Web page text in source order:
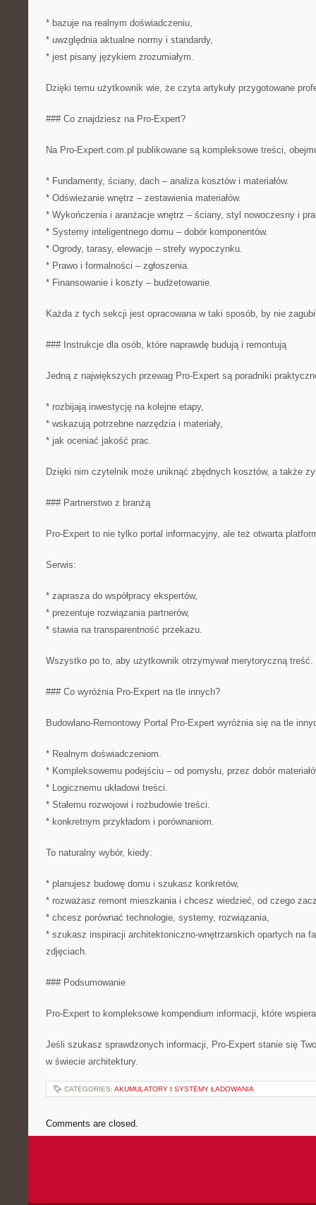
* bazuje na realnym doświadczeniu,
* uwzględnia aktualne normy i standardy,
* jest pisany językiem zrozumiałym.
Dzięki temu użytkownik wie, że czyta artykuły przygotowane
### Co znajdziesz na Pro-Expert?
Na Pro-Expert.com.pl publikowane są kompleksowe treści,
* Fundamenty, ściany, dach – analiza kosztów i materiałów.
* Odświeżanie wnętrz – zestawienia materiałów.
* Wykończenia i aranżacje wnętrz – ściany, styl nowoczesny i
* Systemy inteligentnego domu – dobór komponentów.
* Ogrody, tarasy, elewacje – strefy wypoczynku.
* Prawo i formalności – zgłoszenia.
* Finansowanie i koszty – budżetowanie.
Każda z tych sekcji jest opracowana w taki sposób, by nie
### Instrukcje dla osób, które naprawdę budują i remontują
Jedną z największych przewag Pro-Expert są poradniki
* rozbijają inwestycję na kolejne etapy,
* wskazują potrzebne narzędzia i materiały,
* jak oceniać jakość prac.
Dzięki nim czytelnik może uniknąć zbędnych kosztów, a także
### Partnerstwo z branżą
Pro-Expert to nie tylko portal informacyjny, ale też otwarta
Serwis:
* zaprasza do współpracy ekspertów,
* prezentuje rozwiązania partnerów,
* stawia na transparentność przekazu.
Wszystko po to, aby użytkownik otrzymywał merytoryczną
### Co wyróżnia Pro-Expert na tle innych?
Budowlano-Remontowy Portal Pro-Expert wyróżnia się na tle
* Realnym doświadczeniom.
* Kompleksowemu podejściu – od pomysłu, przez dobór
* Logicznemu układowi treści.
* Stałemu rozwojowi i rozbudowie treści.
* konkretnym przykładom i porównaniom.
To naturalny wybór, kiedy:
* planujesz budowę domu i szukasz konkretów,
* rozważasz remont mieszkania i chcesz wiedzieć, od czego
* chcesz porównać technologie, systemy, rozwiązania,
* szukasz inspiracji architektoniczno-wnętrzarskich opartych na
zdjęciach.
### Podsumowanie
Pro-Expert to kompleksowe kompendium informacji, które
Jeśli szukasz sprawdzonych informacji, Pro-Expert stanie się
w świecie architektury.
CATEGORIES: AKUMULATORY I SYSTEMY ŁADOWANIA
Comments are closed.